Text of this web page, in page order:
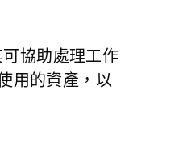
協助處理工作
用的資產，以